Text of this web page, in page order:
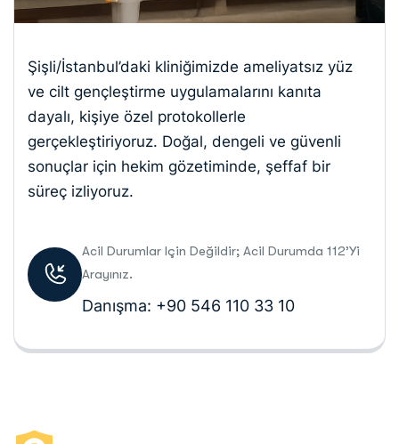
Şişli/İstanbul’daki kliniğimizde ameliyatsız yüz
ve cilt gençleştirme uygulamalarını kanıta
dayalı, kişiye özel protokollerle
gerçekleştiriyoruz. Doğal, dengeli ve güvenli
sonuçlar için hekim gözetiminde, şeffaf bir
süreç izliyoruz.
Acil Durumlar Için Değildir; Acil Durumda 112’yi
Arayınız.
Danışma: +90 546 110 33 10